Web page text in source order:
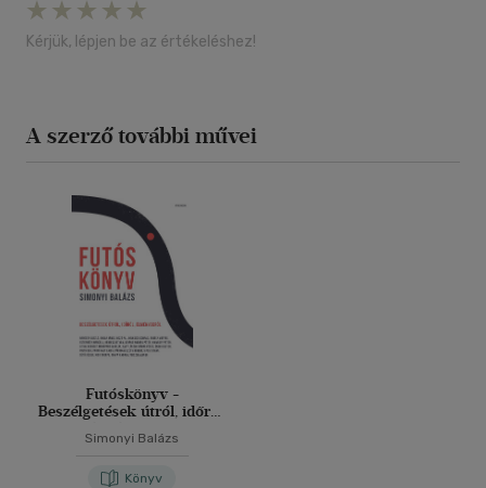
Kérjük, lépjen be az értékeléshez!
A szerző további művei
Futóskönyv -
Beszélgetések útról, időről,
Simonyi Balázs
Könyv